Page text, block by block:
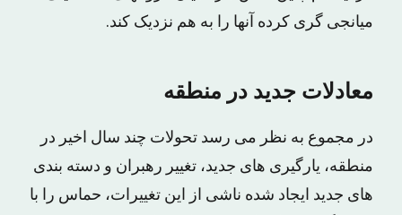
میانجى گرى کرده آنها را به هم نزدیک کند.
معادلات جدید در منطقه
در مجموع به نظر مى رسد تحولات چند سال اخیر در
منطقه، یارگیرى هاى جدید، تغییر رهبران و دسته بندى
هاى جدید ایجاد شده ناشى از این تغییرات، حماس را با